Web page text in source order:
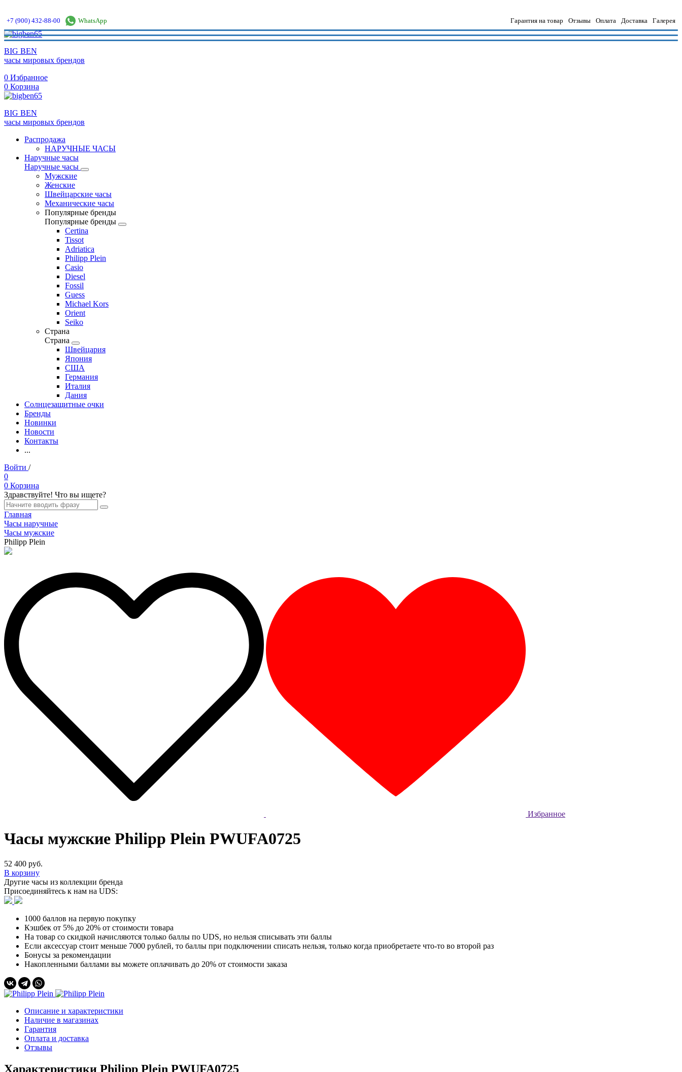
+7 (900) 432-88-00 WhatsApp Галерея
Доставка
Оплата
Отзывы
Гарантия на товар
BIG BEN
часы мировых брендов
0 Избранное
0 Корзина
BIG BEN
часы мировых брендов
Распродажа
НАРУЧНЫЕ ЧАСЫ
Наручные часы
Наручные часы
Мужские
Женские
Швейцарские часы
Механические часы
Популярные бренды
Популярные бренды
Certina
Tissot
Adriatica
Philipp Plein
Casio
Diesel
Fossil
Guess
Michael Kors
Orient
Seiko
Страна
Страна
Швейцария
Япония
США
Германия
Италия
Дания
Солнцезащитные очки
Бренды
Новинки
Новости
Контакты
...
Войти /
0
0 Корзина
Здравствуйте! Что вы ищете?
Главная
Часы наручные
Часы мужские
Philipp Plein
Избранное
Часы мужские Philipp Plein PWUFA0725
52 400 руб.
В корзину
Другие часы из коллекции бренда
Присоединяйтесь к нам на UDS:
1000 баллов на первую покупку
Кэшбек от 5% до 20% от стоимости товара
На товар со скидкой начисляются только баллы по UDS, но нельзя списывать эти баллы
Если аксессуар стоит меньше 7000 рублей, то баллы при подключении списать нельзя, только когда приобретаете что-то во второй раз
Бонусы за рекомендации
Накопленными баллами вы можете оплачивать до 20% от стоимости заказа
Описание и характеристики
Наличие в магазинах
Гарантия
Оплата и доставка
Отзывы
Характеристики Philipp Plein PWUFA0725